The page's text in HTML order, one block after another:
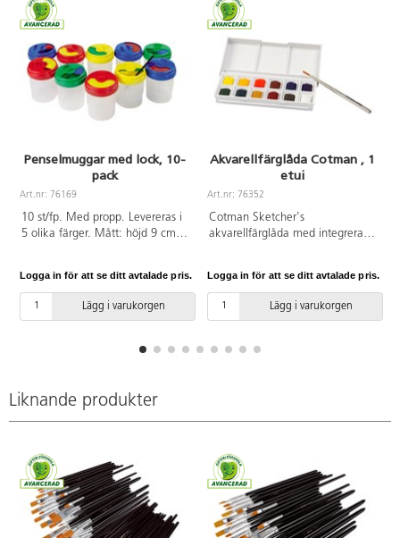
Penselmuggar med lock, 10-
pack
Art.nr: 76169
10 st/fp. Med propp. Levereras i
5 olika färger. Mått: höjd 9 cm, ø
Logga in för att se ditt avtalade pris.
Lägg i varukorgen
Akvarellfärglåda Cotman , 1
etui
Art.nr: 76352
Cotman Sketcher's
akvarellfärglåda med integrerad
med utmärkt färgkraft. Ingår
även en pensel. Mått: 13x6 cm.
Logga in för att se ditt avtalade pris.
Lägg i varukorgen
Liknande produkter